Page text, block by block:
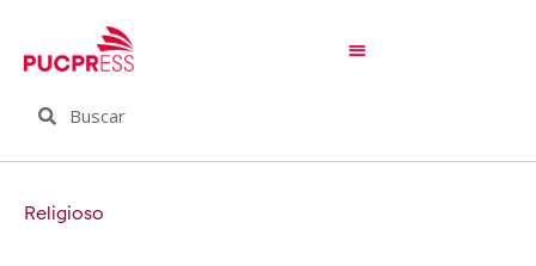
Religioso